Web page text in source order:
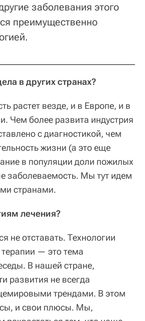
заболевания этого
преимущественно
в других странах?
растет везде, и в Европе, и в
Чем более развита индустрия
с диагностикой, чем
жизни (а это еще
в популяции доли пожилых
заболеваемость. Мы тут идем
странами.
лечения?
не отставать. Технологии
— это тема
В нашей стране,
развития не всегда
трендами. В этом
и свои плюсы. Мы,